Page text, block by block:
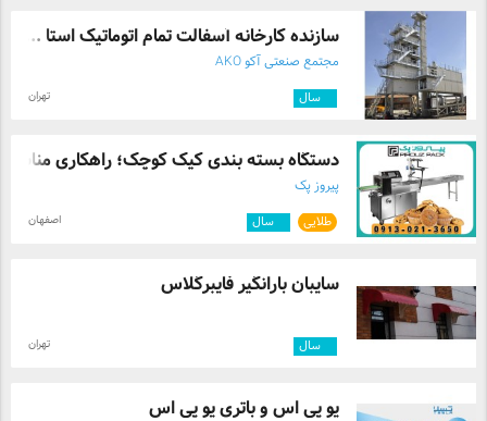
سازنده کارخانه آسفالت تمام اتوماتیک استا ...
مجتمع صنعتی آکو AKO
سال تهران
دستگاه بسته بندی کیک کوچک؛ راهکاری
پیروز پک
طلایی سال اصفهان
سایبان بارانگیر فایبرگلاس
سال تهران
یو پی اس و باتری یو پی اس